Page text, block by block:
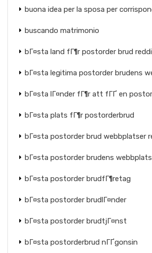
buona idea per la sposa per
buscando matrimonio
bГ¤sta land fГ¶r postorder brud
bГ¤sta legitima postorder brudens
bГ¤sta lГ¤nder fГ¶r att fГҐ en
bГ¤sta plats fГ¶r postorderbrud
bГ¤sta postorder brud webbplatser
bГ¤sta postorder brudens
bГ¤sta postorder brudfГ¶retag
bГ¤sta postorder brudlГ¤nder
bГ¤sta postorder brudtjГ¤nst
bГ¤sta postorderbrud nГҐgonsin